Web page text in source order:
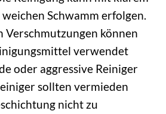
Schwamm erfolgen.
Verschmutzungen können
verwendet
oder aggressive Reiniger
sollten vermieden
nicht zu